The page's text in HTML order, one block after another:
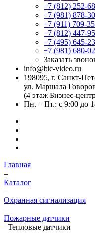
+7 (812) 252-
+7 (981) 878-
+7 (911) 709-
+7 (812) 447-
+7 (495) 645-
+7 (981) 680-
Заказать
info@bic-video.ru
198095, г. Санкт-
ул. Маршала
(4 этаж Бизнес-
Пн. – Пт.: с 9:00 до
Главная
–
Каталог
–
Охранная сигнализация
–
Пожарные датчики
–Тепловые датчики